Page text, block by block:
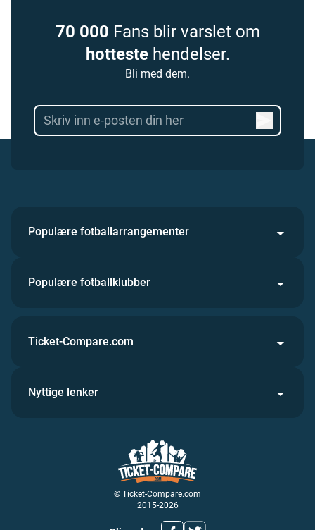
70 000 Fans blir varslet om
hottestehendelser.
Bli med dem.
Populære fotballarrangementer
Populære fotballklubber
© Ticket-Compare.com
2015-2026
Ticket-Compare.com
Nyttige lenker